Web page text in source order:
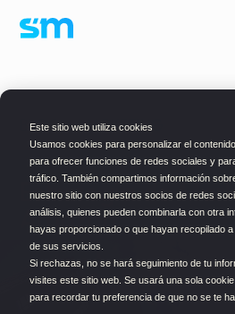
Este sitio web utiliza cookies
Usamos cookies para personalizar el
para ofrecer funciones de redes sociales y
tráfico. También compartimos información
nuestro sitio con nuestros socios de redes
análisis, quienes pueden combinarla con otra
hayas proporcionado o que hayan recopilado
de sus servicios.
Si rechazas, no se hará seguimiento de tu
visites este sitio web. Se usará una sola
para recordar tu preferencia de que no se te
BLOG> MARKETING
Estrategia de
Amazon